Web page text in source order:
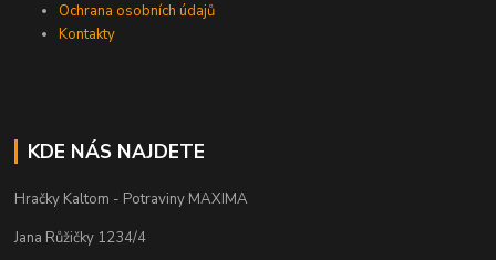
Ochrana osobních údajů
Kontakty
KDE NÁS NAJDETE
Hračky Kaltom - Potraviny MAXIMA
Jana Růžičky 1234/4